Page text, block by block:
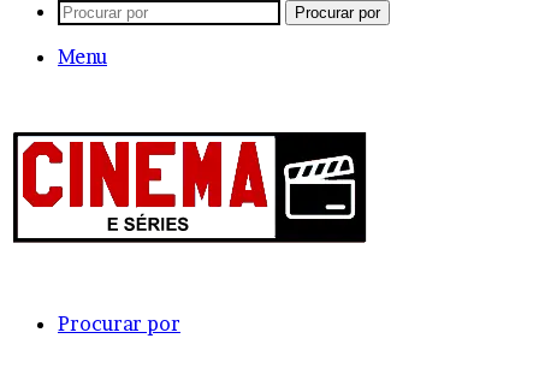
Procurar por
Menu
Procurar por